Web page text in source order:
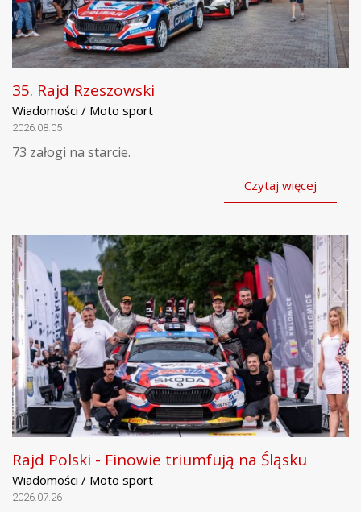
35. Rajd Rzeszowski
Wiadomości / Moto sport
2026.08.05
73 załogi na starcie.
Czytaj więcej
Rajd Polski - Finowie triumfują na Śląsku
Wiadomości / Moto sport
2026.07.26